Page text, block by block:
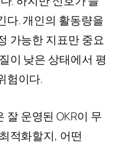
다. 개인의 활동량을
가능한 지표만 중요
이 낮은 상태에서 평
험이다.
잘 운영된 OKR이 무
적화할지, 어떤